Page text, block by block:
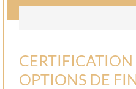
OPTIONS DE